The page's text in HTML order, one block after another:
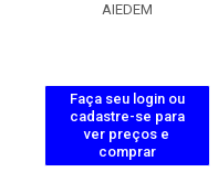
AIEDEM
Faça seu login ou
cadastre-se para
ver preços e
comprar